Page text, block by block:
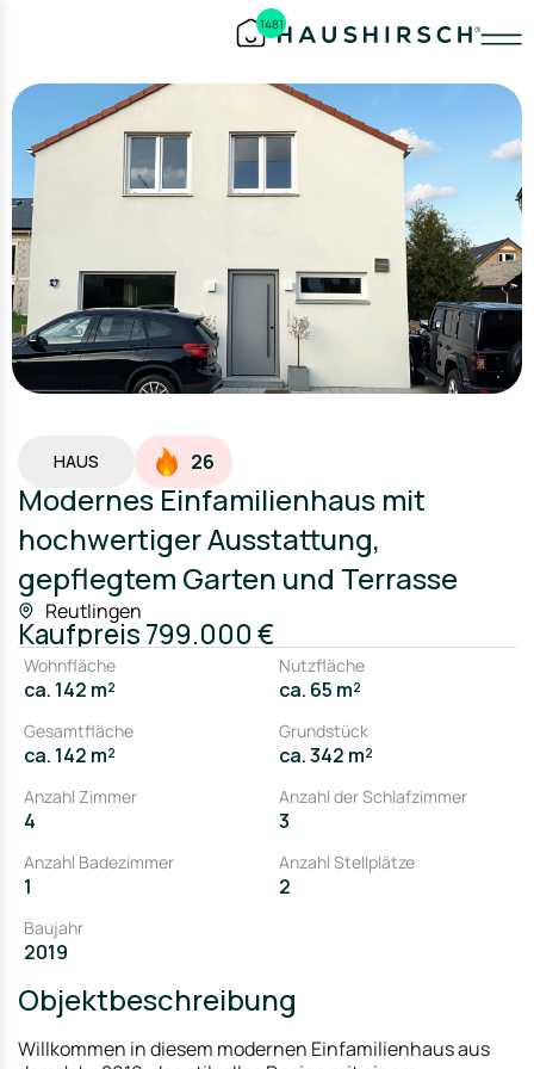
1481
HAUS 26
Modernes Einfamilienhaus mit
hochwertiger Ausstattung,
gepflegtem Garten und Terrasse
Reutlingen
Kaufpreis799.000 €
Wohnfläche
ca. 142 m²
Nutzfläche
ca. 65 m²
Gesamtfläche
ca. 142 m²
Grundstück
ca. 342 m²
Anzahl Zimmer
4
Anzahl der Schlafzimmer
3
Anzahl Badezimmer
1
Anzahl Stellplätze
2
Baujahr
2019
Objektbeschreibung
Willkommen in diesem modernen Einfamilienhaus aus